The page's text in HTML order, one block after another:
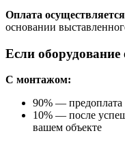
Оплата
основании
Если оборудование
С монтажом:
90% — предоплата
10% — после
вашем объекте